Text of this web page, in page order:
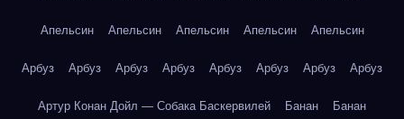
Апельсин Апельсин Апельсин Апельсин Апельсин
Арбуз Арбуз Арбуз Арбуз Арбуз Арбуз Арбуз Арбуз
Артур Конан Дойл — Собака Баскервилей Банан Банан